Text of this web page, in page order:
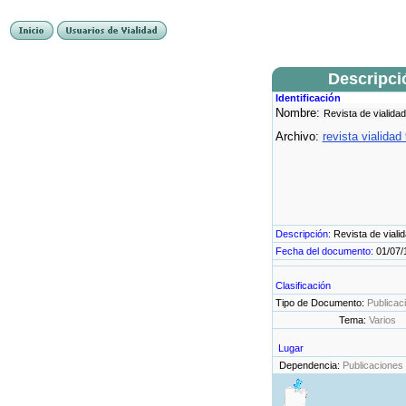
Identificación
Nombre: Revista de
Archivo: revista vialidad
Descripción: Revista de
Fecha del documento: 01/07/
Clasificación
Tipo de Documento:
Tema: Varios
Lugar
Dependencia: Publicaciones